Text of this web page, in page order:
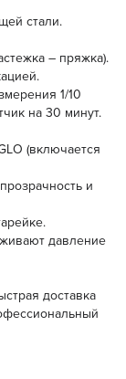
стали.
– пряжка).
1/10
на 30 минут.
(включается
и
давление
доставка